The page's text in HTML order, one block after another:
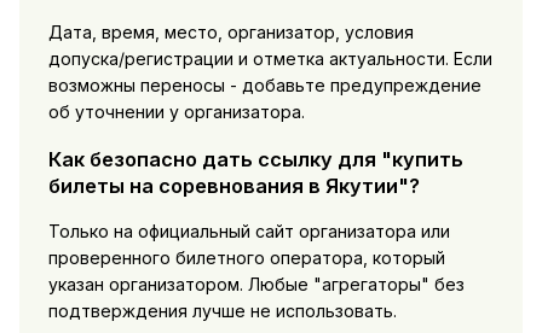
Дата, время, место, организатор, условия
допуска/регистрации и отметка актуальности. Если
возможны переносы - добавьте предупреждение
об уточнении у организатора.
Как безопасно дать ссылку для "купить
билеты на соревнования в Якутии"?
Только на официальный сайт организатора или
проверенного билетного оператора, который
указан организатором. Любые "агрегаторы" без
подтверждения лучше не использовать.